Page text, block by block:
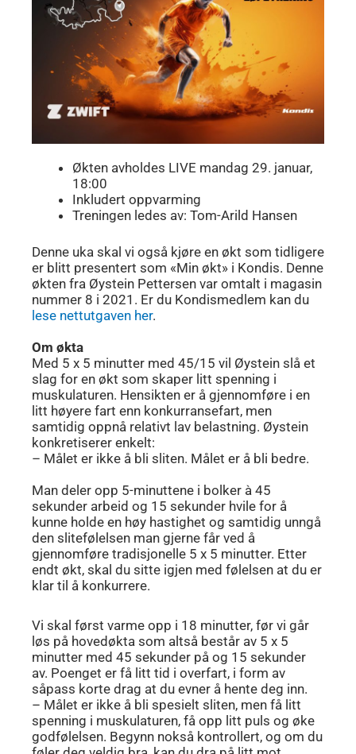
Økten avholdes LIVE mandag 29. januar,
18:00
Inkludert oppvarming
Treningen ledes av: Tom-Arild Hansen
Denne uka skal vi også kjøre en økt som tidligere
er blitt presentert som «Min økt» i Kondis. Denne
økten fra Øystein Pettersen var omtalt i magasin
nummer 8 i 2021. Er du Kondismedlem kan du
lese nettutgaven her.
Om økta
Med 5 x 5 minutter med 45/15 vil Øystein slå et
slag for en økt som skaper litt spenning i
muskulaturen. Hensikten er å gjennomføre i en
litt høyere fart enn konkurransefart, men
samtidig oppnå relativt lav belastning. Øystein
konkretiserer enkelt:
– Målet er ikke å bli sliten. Målet er å bli bedre.
Man deler opp 5-minuttene i bolker à 45
sekunder arbeid og 15 sekunder hvile for å
kunne holde en høy hastighet og samtidig unngå
den slitefølelsen man gjerne får ved å
gjennomføre tradisjonelle 5 x 5 minutter. Etter
endt økt, skal du sitte igjen med følelsen at du er
klar til å konkurrere.
Vi skal først varme opp i 18 minutter, før vi går
løs på hovedøkta som altså består av 5 x 5
minutter med 45 sekunder på og 15 sekunder
av. Poenget er få litt tid i overfart, i form av
såpass korte drag at du evner å hente deg inn.
– Målet er ikke å bli spesielt sliten, men få litt
spenning i muskulaturen, få opp litt puls og øke
godfølelsen. Begynn nokså kontrollert, og om du